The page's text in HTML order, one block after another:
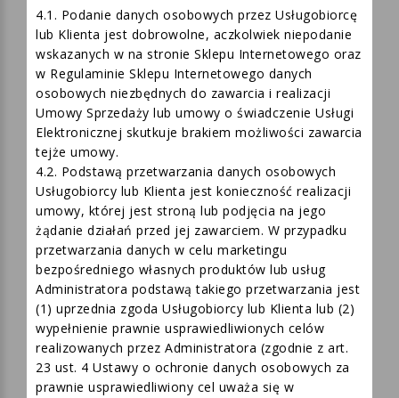
4. PODSTAWA PRZETWARZANIA DANYCH
4.1. Podanie danych osobowych przez Usługobiorcę
lub Klienta jest dobrowolne, aczkolwiek niepodanie
wskazanych w na stronie Sklepu Internetowego oraz
w Regulaminie Sklepu Internetowego danych
osobowych niezbędnych do zawarcia i realizacji
Umowy Sprzedaży lub umowy o świadczenie Usługi
Elektronicznej skutkuje brakiem możliwości zawarcia
tejże umowy.
4.2. Podstawą przetwarzania danych osobowych
Usługobiorcy lub Klienta jest konieczność realizacji
umowy, której jest stroną lub podjęcia na jego
żądanie działań przed jej zawarciem. W przypadku
przetwarzania danych w celu marketingu
bezpośredniego własnych produktów lub usług
Administratora podstawą takiego przetwarzania jest
(1) uprzednia zgoda Usługobiorcy lub Klienta lub (2)
wypełnienie prawnie usprawiedliwionych celów
realizowanych przez Administratora (zgodnie z art.